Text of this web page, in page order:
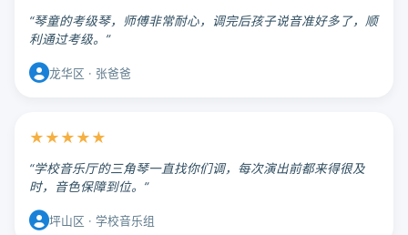
“琴童的考级琴，师傅非常耐心，调完后孩子说音准好多了，顺
利通过考级。”
龙华区 · 张爸爸
★★★★★
“学校音乐厅的三角琴一直找你们调，每次演出前都来得很及
时，音色保障到位。”
坪山区 · 学校音乐组